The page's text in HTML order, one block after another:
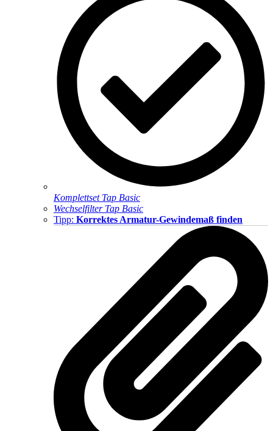
Komplettset Tap Basic
Wechselfilter Tap Basic
Tipp: Korrektes Armatur-Gewindemaß finden